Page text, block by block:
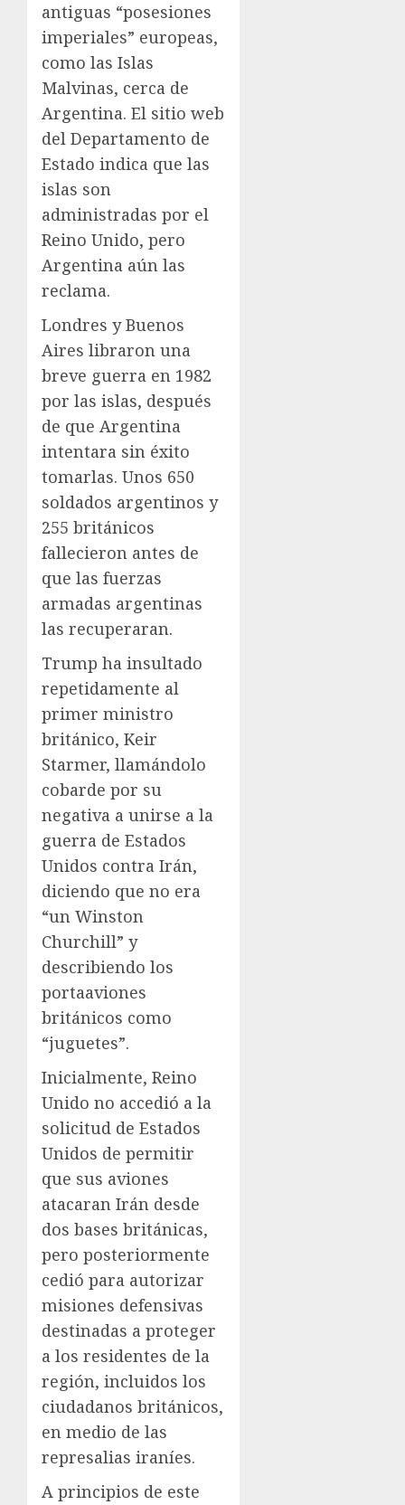
antiguas “posesiones
imperiales” europeas,
como las Islas
Malvinas, cerca de
Argentina. El sitio web
del Departamento de
Estado indica que las
islas son
administradas por el
Reino Unido, pero
Argentina aún las
reclama.
Londres y Buenos
Aires libraron una
breve guerra en 1982
por las islas, después
de que Argentina
intentara sin éxito
tomarlas. Unos 650
soldados argentinos y
255 británicos
fallecieron antes de
que las fuerzas
armadas argentinas
las recuperaran.
Trump ha insultado
repetidamente al
primer ministro
británico, Keir
Starmer, llamándolo
cobarde por su
negativa a unirse a la
guerra de Estados
Unidos contra Irán,
diciendo que no era
“un Winston
Churchill” y
describiendo los
portaaviones
británicos como
“juguetes”.
Inicialmente, Reino
Unido no accedió a la
solicitud de Estados
Unidos de permitir
que sus aviones
atacaran Irán desde
dos bases británicas,
pero posteriormente
cedió para autorizar
misiones defensivas
destinadas a proteger
a los residentes de la
región, incluidos los
ciudadanos británicos,
en medio de las
represalias iraníes.
A principios de este